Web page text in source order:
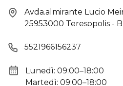
Avda.almirante Lucio
25953000 Teresopolis -
5521966156237
Lunedì: 09:00–18:00
Martedì: 09:00–18:00